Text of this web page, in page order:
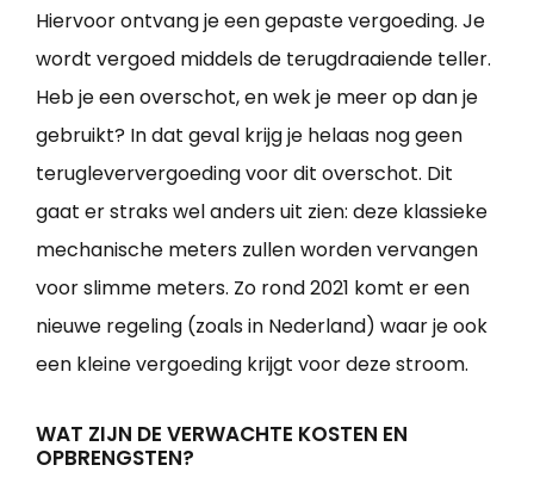
Hiervoor ontvang je een gepaste vergoeding. Je
wordt vergoed middels de terugdraaiende teller.
Heb je een overschot, en wek je meer op dan je
gebruikt? In dat geval krijg je helaas nog geen
terugleververgoeding voor dit overschot. Dit
gaat er straks wel anders uit zien: deze klassieke
mechanische meters zullen worden vervangen
voor slimme meters. Zo rond 2021 komt er een
nieuwe regeling (zoals in Nederland) waar je ook
een kleine vergoeding krijgt voor deze stroom.
WAT ZIJN DE VERWACHTE KOSTEN EN
OPBRENGSTEN?